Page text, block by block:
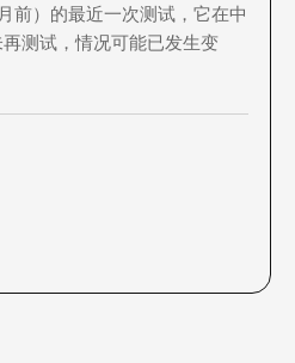
前）的最近一次测试，它在中
测试，情况可能已发生变